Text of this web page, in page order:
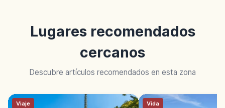
Lugares recomendados
cercanos
Descubre artículos recomendados en esta zona
Viaje Vida